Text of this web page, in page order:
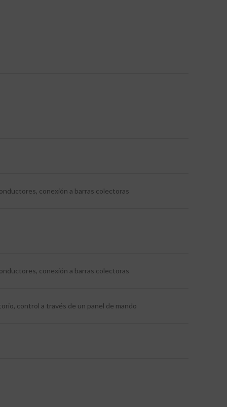
conexión a barras colectoras
conexión a barras colectoras
control a través de un panel de mando